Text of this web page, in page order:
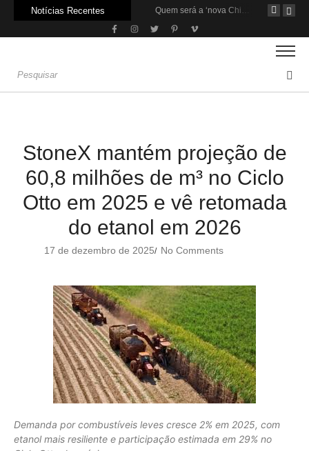
Notícias Recentes
Carne: Menor demanda da China exige reforço da diplomacia e inovação Quem será a ‘nova China’ do agro quando o apetite de Pequim acabar? Inadimplência no crédito rural deve seguir elevada até 2027
StoneX mantém projeção de
60,8 milhões de m³ no Ciclo
Otto em 2025 e vê retomada
do etanol em 2026
17 de dezembro de 2025/ No Comments
Demanda por combustíveis leves cresce 2% em 2025, com
etanol mais resiliente e participação estimada em 29% no